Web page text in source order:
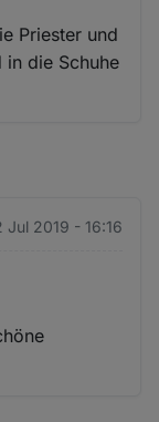
Priester und
in die Schuhe
Jul 2019 - 16:16